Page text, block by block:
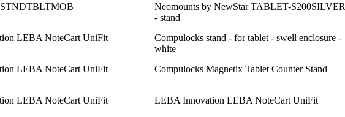
STNDTBLTMOB
Neomounts by NewStar TABLET-S200SILVER
- stand
LEBA NoteCart UniFit
Compulocks stand - for tablet - swell enclosure -
white
LEBA NoteCart UniFit Compulocks Magnetix Tablet Counter Stand
LEBA NoteCart UniFit LEBA Innovation LEBA NoteCart UniFit